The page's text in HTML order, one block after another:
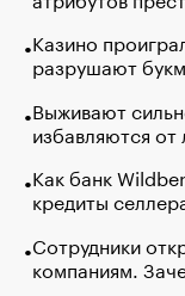
Казино
разрушают
Выживают
избавляются
Как банк
кредиты
Сотрудники
компаниям.